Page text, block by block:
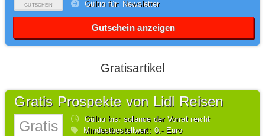
GUTSCHEIN
Gültig für: Newsletter
Gutschein anzeigen
Gratisartikel
Gratis
Gratis Prospekte von Lidl Reisen
Gültig bis: solange der Vorrat reicht
Mindestbestellwert: 0,- Euro